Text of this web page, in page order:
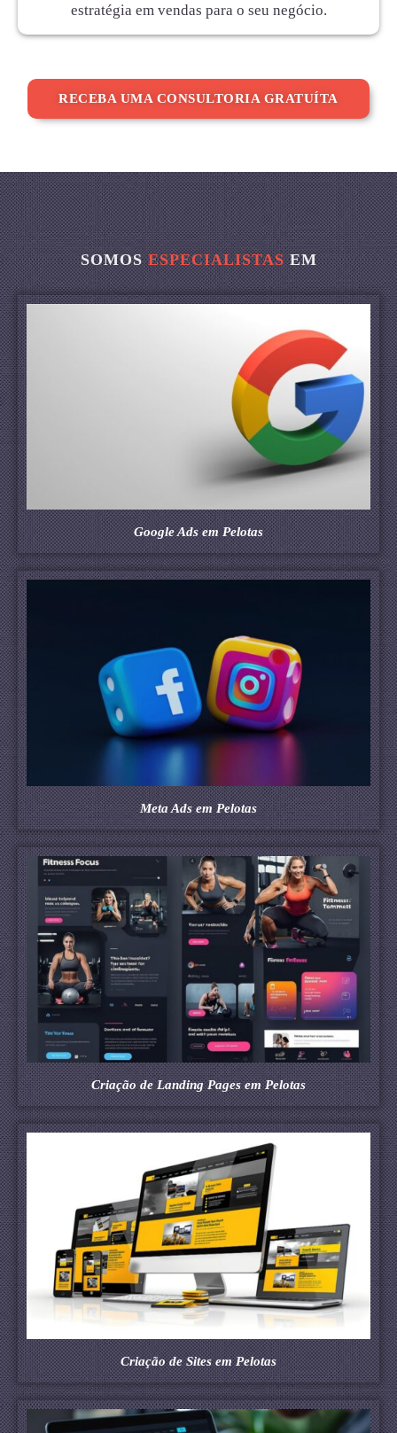
estratégia em vendas para o seu negócio.
RECEBA UMA CONSULTORIA GRATUÍTA
SOMOSESPECIALISTASEM
Google Ads em Pelotas
Meta Ads em Pelotas
Criação de Landing Pages em Pelotas
Criação de Sites em Pelotas